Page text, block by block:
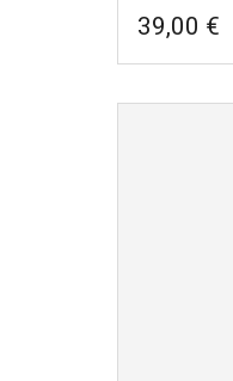
Dérives
Template
39,00 €